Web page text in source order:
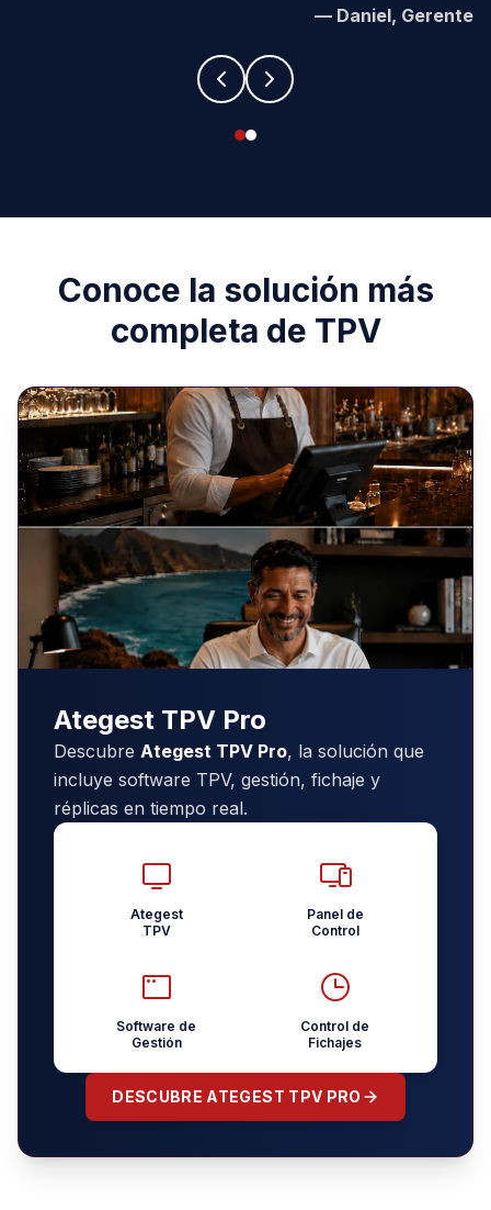
— Daniel, Gerente
Conoce la solución más
completa de TPV
Ategest TPV Pro
Descubre Ategest TPV Pro, la solución que
incluye software TPV, gestión, fichaje y
réplicas en tiempo real.
Ategest
TPV
Panel de
Control
Software de
Gestión
Control de
Fichajes
DESCUBRE ATEGEST TPV PRO